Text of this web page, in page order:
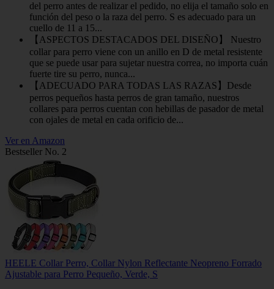
del perro antes de realizar el pedido, no elija el tamaño solo en
función del peso o la raza del perro. S es adecuado para un
cuello de 11 a 15...
【ASPECTOS DESTACADOS DEL DISEÑO】 Nuestro
collar para perro viene con un anillo en D de metal resistente
que se puede usar para sujetar nuestra correa, no importa cuán
fuerte tire su perro, nunca...
【ADECUADO PARA TODAS LAS RAZAS】Desde
perros pequeños hasta perros de gran tamaño, nuestros
collares para perros cuentan con hebillas de pasador de metal
con ojales de metal en cada orificio de...
Ver en Amazon
Bestseller No. 2
HEELE Collar Perro, Collar Nylon Reflectante Neopreno Forrado
Ajustable para Perro Pequeño, Verde, S